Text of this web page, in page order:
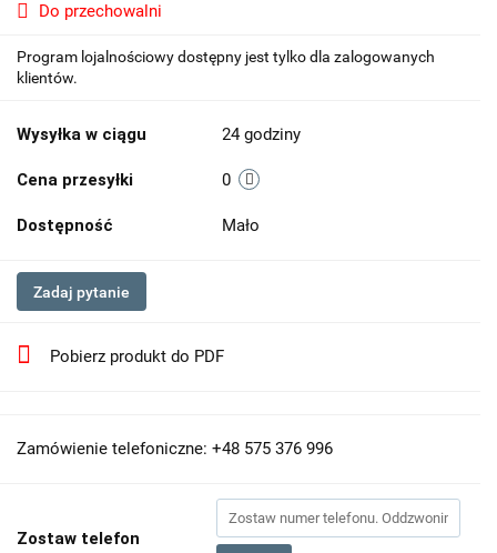
Do przechowalni
Program lojalnościowy dostępny jest tylko dla zalogowanych
klientów.
Wysyłka w ciągu 24 godziny
Cena przesyłki 0
Dostępność Mało
Zadaj pytanie
Pobierz produkt do PDF
Zamówienie telefoniczne: +48 575 376 996
Zostaw telefon